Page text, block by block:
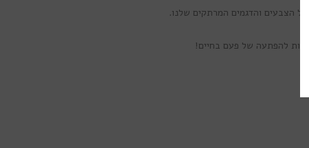
הצבעים והדגמים המרתקים שלנו.
להפתעה של פעם בחיים!